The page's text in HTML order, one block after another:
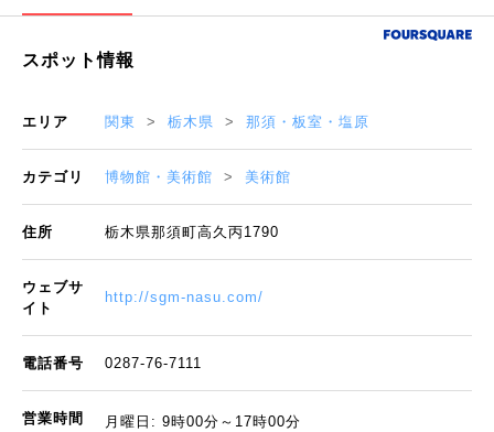
スポット情報
エリア 関東 栃木県 那須・板室・塩原
カテゴリ 博物館・美術館 美術館
住所 栃木県那須町高久丙1790
ウェブサ
イト
http://sgm-nasu.com/
電話番号 0287-76-7111
営業時間
月曜日: 9時00分～17時00分